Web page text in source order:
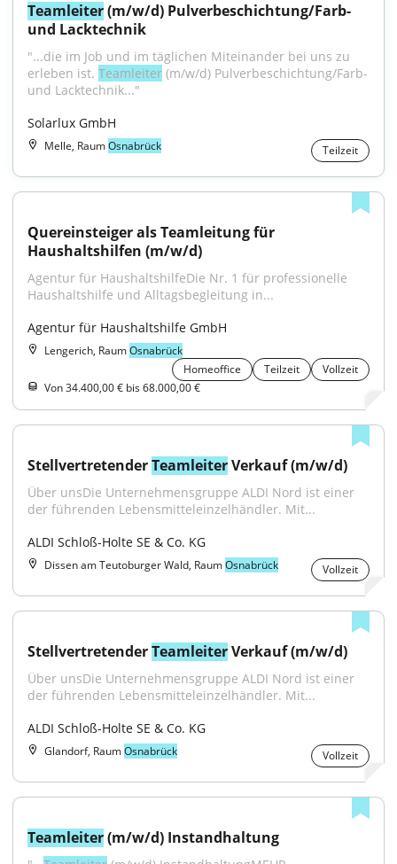
Teamleiter (m/w/d) Pulverbeschichtung/Farb-
und Lacktechnik
"...die im Job und im täglichen Miteinander bei uns zu
erleben ist. Teamleiter (m/w/d) Pulverbeschichtung/Farb-
und Lacktechnik..."
Solarlux GmbH
Melle, RaumOsnabrück Teilzeit
Quereinsteiger als Teamleitung für
Haushaltshilfen (m/w/d)
Agentur für HaushaltshilfeDie Nr. 1 für professionelle
Haushaltshilfe und Alltagsbegleitung in...
Agentur für Haushaltshilfe GmbH
Lengerich, RaumOsnabrück
Homeoffice
Teilzeit
Vollzeit
Von 34.400,00 € bis 68.000,00 €
Stellvertretender Teamleiter Verkauf (m/w/d)
Über unsDie Unternehmensgruppe ALDI Nord ist einer
der führenden Lebensmitteleinzelhändler. Mit...
ALDI Schloß-Holte SE & Co. KG
Dissen am Teutoburger Wald, RaumOsnabrück Vollzeit
Stellvertretender Teamleiter Verkauf (m/w/d)
Über unsDie Unternehmensgruppe ALDI Nord ist einer
der führenden Lebensmitteleinzelhändler. Mit...
ALDI Schloß-Holte SE & Co. KG
Glandorf, RaumOsnabrück Vollzeit
Teamleiter (m/w/d) Instandhaltung